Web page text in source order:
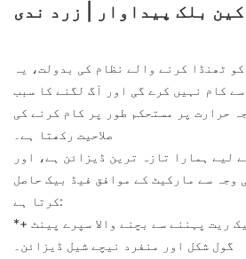
بلک پیداوار | زرد ندی
ٹھنڈا کرنے والے نظام کی بدولت، یہ
کام نہیں کرے گی اور آگ لگنے کا سبب
حرارت پر مستحکم طور پر کام کرنے کی
صلاحیت رکھتا ہے۔
لائٹ کے لیے ہمارا تازہ ترین ڈیزائن ہے، اور
وجہ سے مارکیٹ کے موافق فیڈ بیک حاصل
کرتا ہے:
*ایلومینیم شیل + ٹھیک ریت پہننے سے بچنے والا سپرے پینٹ +
گول شکل اور منفرد نیچے شیل ڈیزائن۔